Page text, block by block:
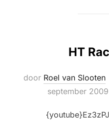
HT
door Roel van Slooten
september 2009